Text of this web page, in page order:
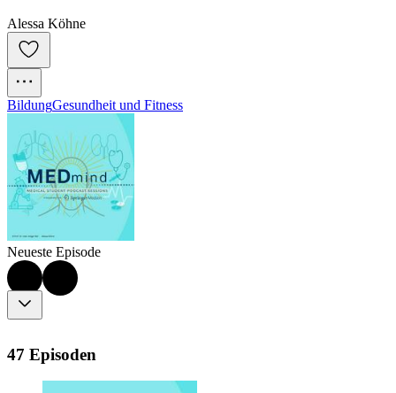
Alessa Köhne
BildungGesundheit und Fitness
Neueste Episode
47 Episoden